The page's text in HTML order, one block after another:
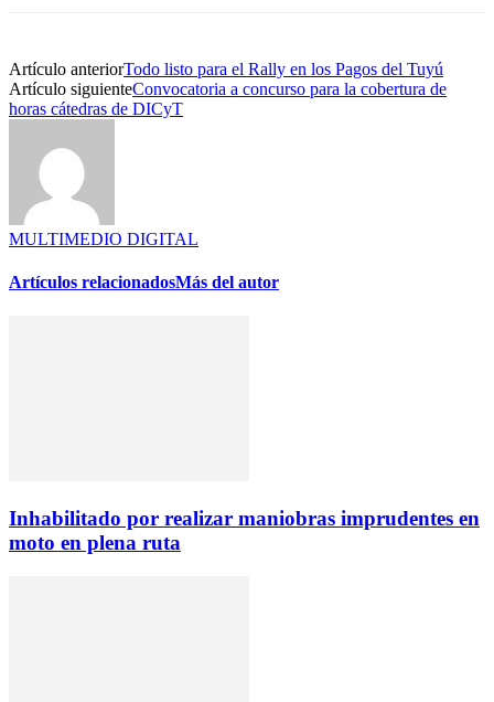
Artículo anteriorTodo listo para el Rally en los Pagos del Tuyú
Artículo siguienteConvocatoria a concurso para la cobertura de
horas cátedras de DICyT
MULTIMEDIO DIGITAL
Artículos relacionadosMás del autor
Inhabilitado por realizar maniobras imprudentes en
moto en plena ruta